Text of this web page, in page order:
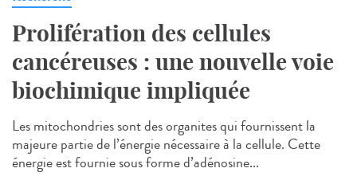
Prolifération des cellules
cancéreuses : une nouvelle voie
biochimique impliquée
Les mitochondries sont des organites qui fournissent la
majeure partie de l’énergie nécessaire à la cellule. Cette
énergie est fournie sous forme d’adénosine...